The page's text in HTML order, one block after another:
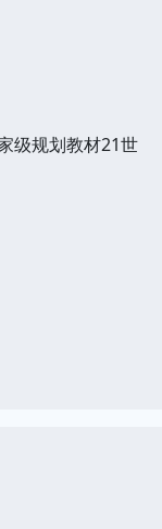
级规划教材21世